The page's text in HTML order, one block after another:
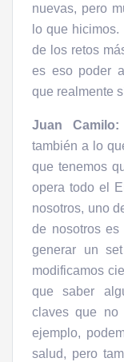
nuevas, pero
lo que
de los retos
es eso poder
que realmente
Juan Camilo:
también a lo
que tenemos
opera todo el
nosotros, uno
de nosotros es
generar un
modificamos
que saber
claves que no
ejemplo,
salud, pero